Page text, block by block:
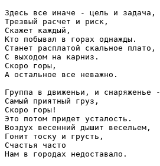
Здесь все иначе - цель и задача,
Трезвый расчет и риск,
Скажет каждый,
Кто побывал в горах однажды.
Станет расплатой скальное плато,
С выходом на карниз.
Скоро горы,
А остальное все неважно.
Группа в движеньи, и снаряженье -
Самый приятный груз,
Скоро горы!
Это потом придет усталость.
Воздух весенний дышит весельем,
Гонит тоску и грусть,
Счастья часто
Нам в городах недоставало.